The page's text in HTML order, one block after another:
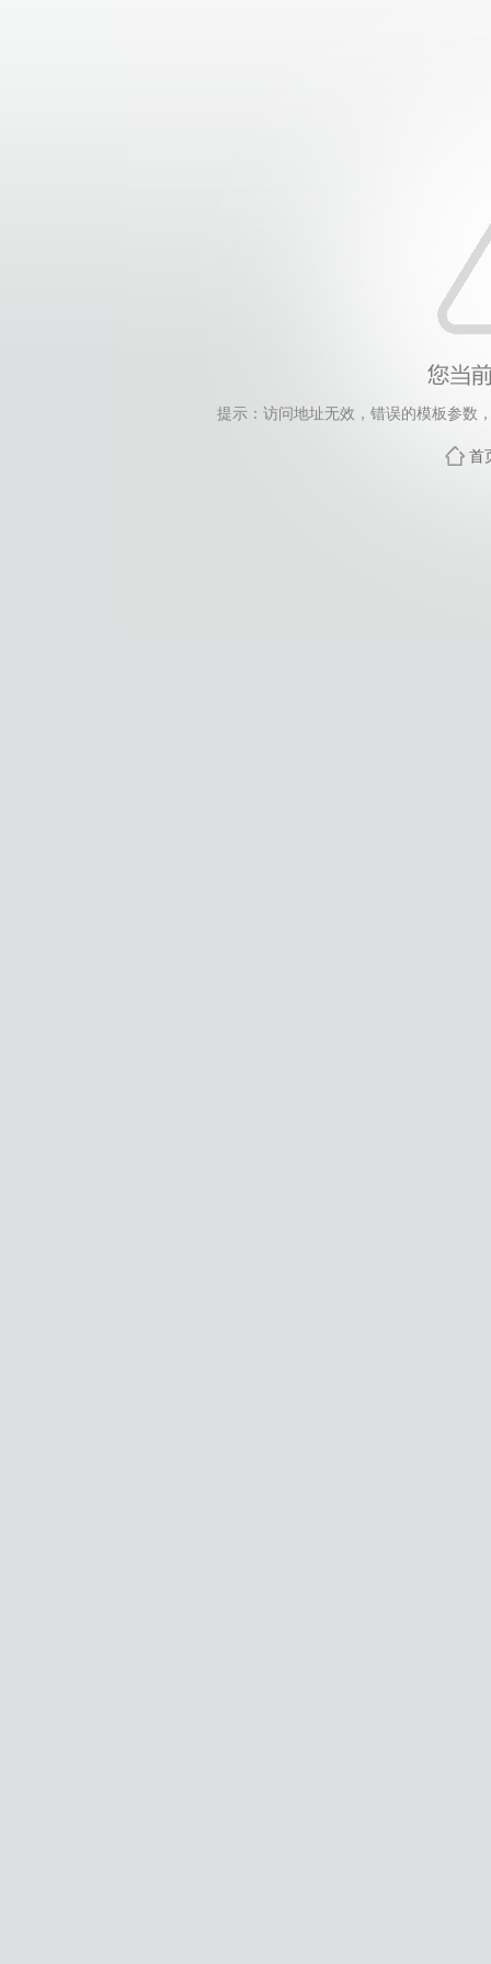
提示：访问地址无效，错误的模板参数
首